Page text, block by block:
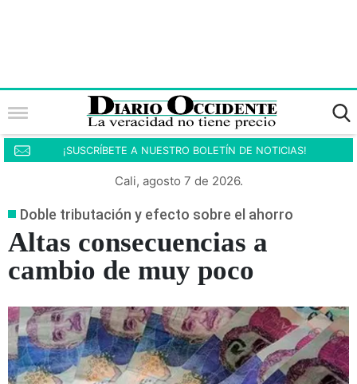
¡SUSCRÍBETE A NUESTRO BOLETÍN DE NOTICIAS!
Cali, agosto 7 de 2026.
Doble tributación y efecto sobre el ahorro
Altas consecuencias a
cambio de muy poco